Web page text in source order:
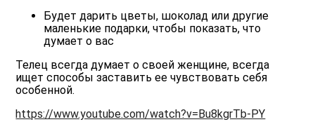
Будет дарить цветы, шоколад или другие
маленькие подарки, чтобы показать, что
думает о вас
Телец всегда думает о своей женщине, всегда
ищет способы заставить ее чувствовать себя
особенной.
https://www.youtube.com/watch?v=Bu8kgrTb-PY